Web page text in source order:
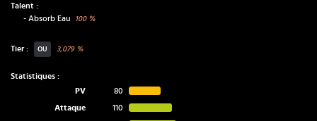
Talent :
- Absorb Eau 100%
Tier : OU 3,079%
Statistiques :
PV
80
Attaque
110